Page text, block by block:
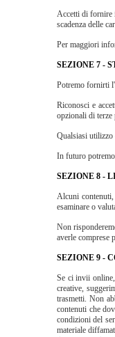
Accetti di fornire
scadenza delle
Per maggiori
SEZIONE 7 -
Potremo fornirti
Riconosci e
opzionali di terze
Qualsiasi utilizzo
In futuro
SEZIONE 8 -
Alcuni
esaminare o
Non
averle comprese
SEZIONE 9 -
Se ci invii
creative,
trasmetti. Non
contenuti che
condizioni del
materiale